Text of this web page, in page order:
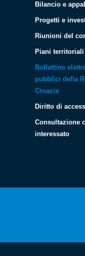
Bilancio e
Progetti e
Riunioni del
Piani
Bollettino
pubblici della
Croazia
Diritto di
Consultazione
interessato